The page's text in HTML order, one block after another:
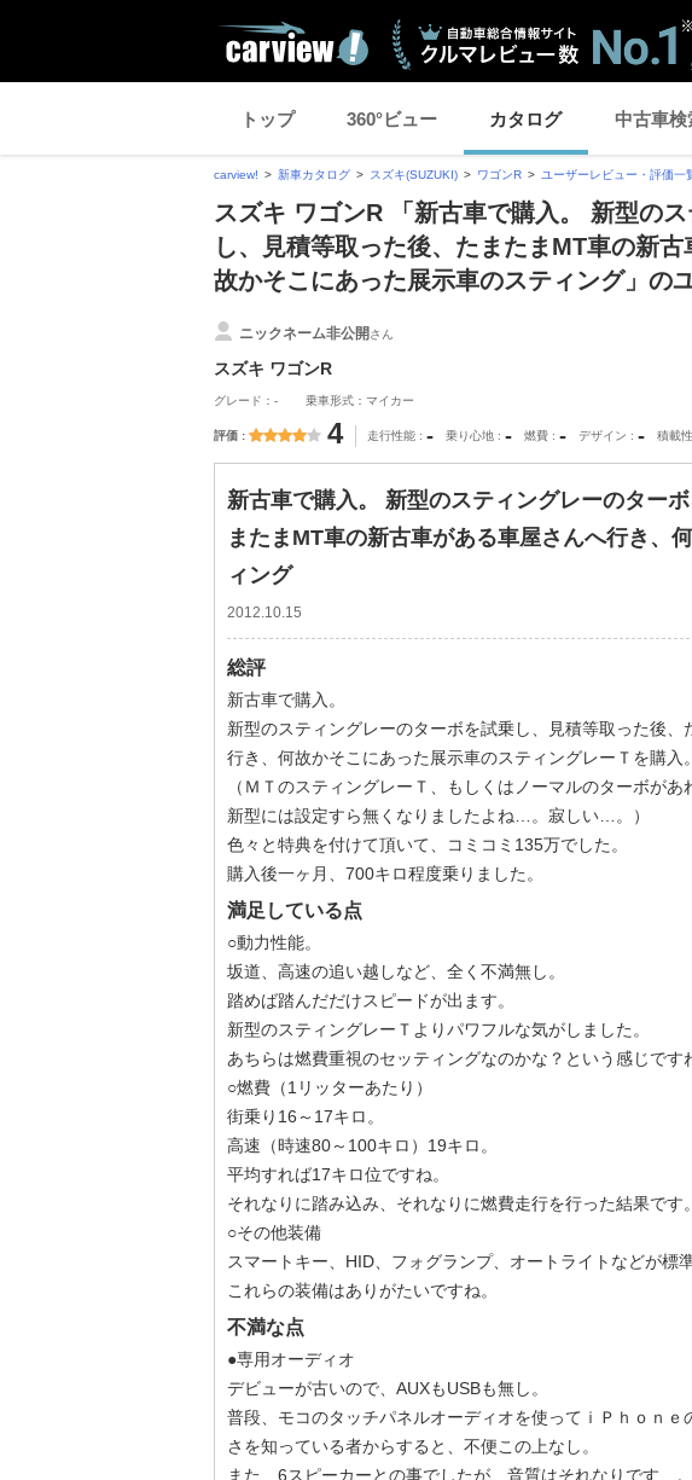
トップ 360°ビュー カタログ 中古車検
carview! 新車カタログ スズキ(SUZUKI) ワゴンR ユーザーレビュー・評価一
スズキ ワゴンR 「新古車で購入。 新型の
し、見積等取った後、たまたまMT車の新
故かそこにあった展示車のスティング」の
ニックネーム非公開さん
スズキ ワゴンR
グレード：- 乗車形式：マイカー
評価 4 走行性能 - 乗り心地 - 燃費 - デザイン - 積載性
新古車で購入。 新型のスティングレーのター
またまMT車の新古車がある車屋さんへ行き、
ィング
2012.10.15
総評
新古車で購入。
新型のスティングレーのターボを試乗し、見積等取った後
行き、何故かそこにあった展示車のスティングレーＴを購入
（ＭＴのスティングレーＴ、もしくはノーマルのターボが
新型には設定すら無くなりましたよね…。寂しい…。）
色々と特典を付けて頂いて、コミコミ135万でした。
購入後一ヶ月、700キロ程度乗りました。
満足している点
○動力性能。
坂道、高速の追い越しなど、全く不満無し。
踏めば踏んだだけスピードが出ます。
新型のスティングレーＴよりパワフルな気がしました。
あちらは燃費重視のセッティングなのかな？という感じです
○燃費（1リッターあたり）
街乗り16～17キロ。
高速（時速80～100キロ）19キロ。
平均すれば17キロ位ですね。
それなりに踏み込み、それなりに燃費走行を行った結果です。
○その他装備
スマートキー、HID、フォグランプ、オートライトなどが標準
これらの装備はありがたいですね。
不満な点
●専用オーディオ
デビューが古いので、AUXもUSBも無し。
普段、モコのタッチパネルオーディオを使ってｉＰｈｏｎｅ
さを知っている者からすると、不便この上なし。
また、6スピーカーとの事でしたが、音質はそれなりです…。